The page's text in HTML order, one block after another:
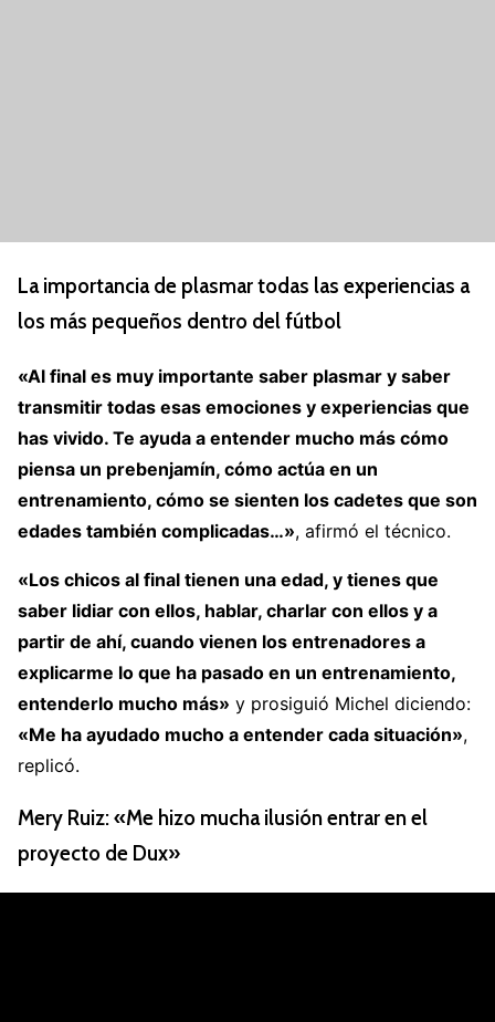
La importancia de plasmar todas las experiencias a
los más pequeños dentro del fútbol
«Al final es muy importante saber plasmar y saber
transmitir todas esas emociones y experiencias que
has vivido. Te ayuda a entender mucho más cómo
piensa un prebenjamín, cómo actúa en un
entrenamiento, cómo se sienten los cadetes que son
edades también complicadas…», afirmó el técnico.
«Los chicos al final tienen una edad, y tienes que
saber lidiar con ellos, hablar, charlar con ellos y a
partir de ahí, cuando vienen los entrenadores a
explicarme lo que ha pasado en un entrenamiento,
entenderlo mucho más» y prosiguió Michel diciendo:
«Me ha ayudado mucho a entender cada situación»,
replicó.
Mery Ruiz: «Me hizo mucha ilusión entrar en el
proyecto de Dux»